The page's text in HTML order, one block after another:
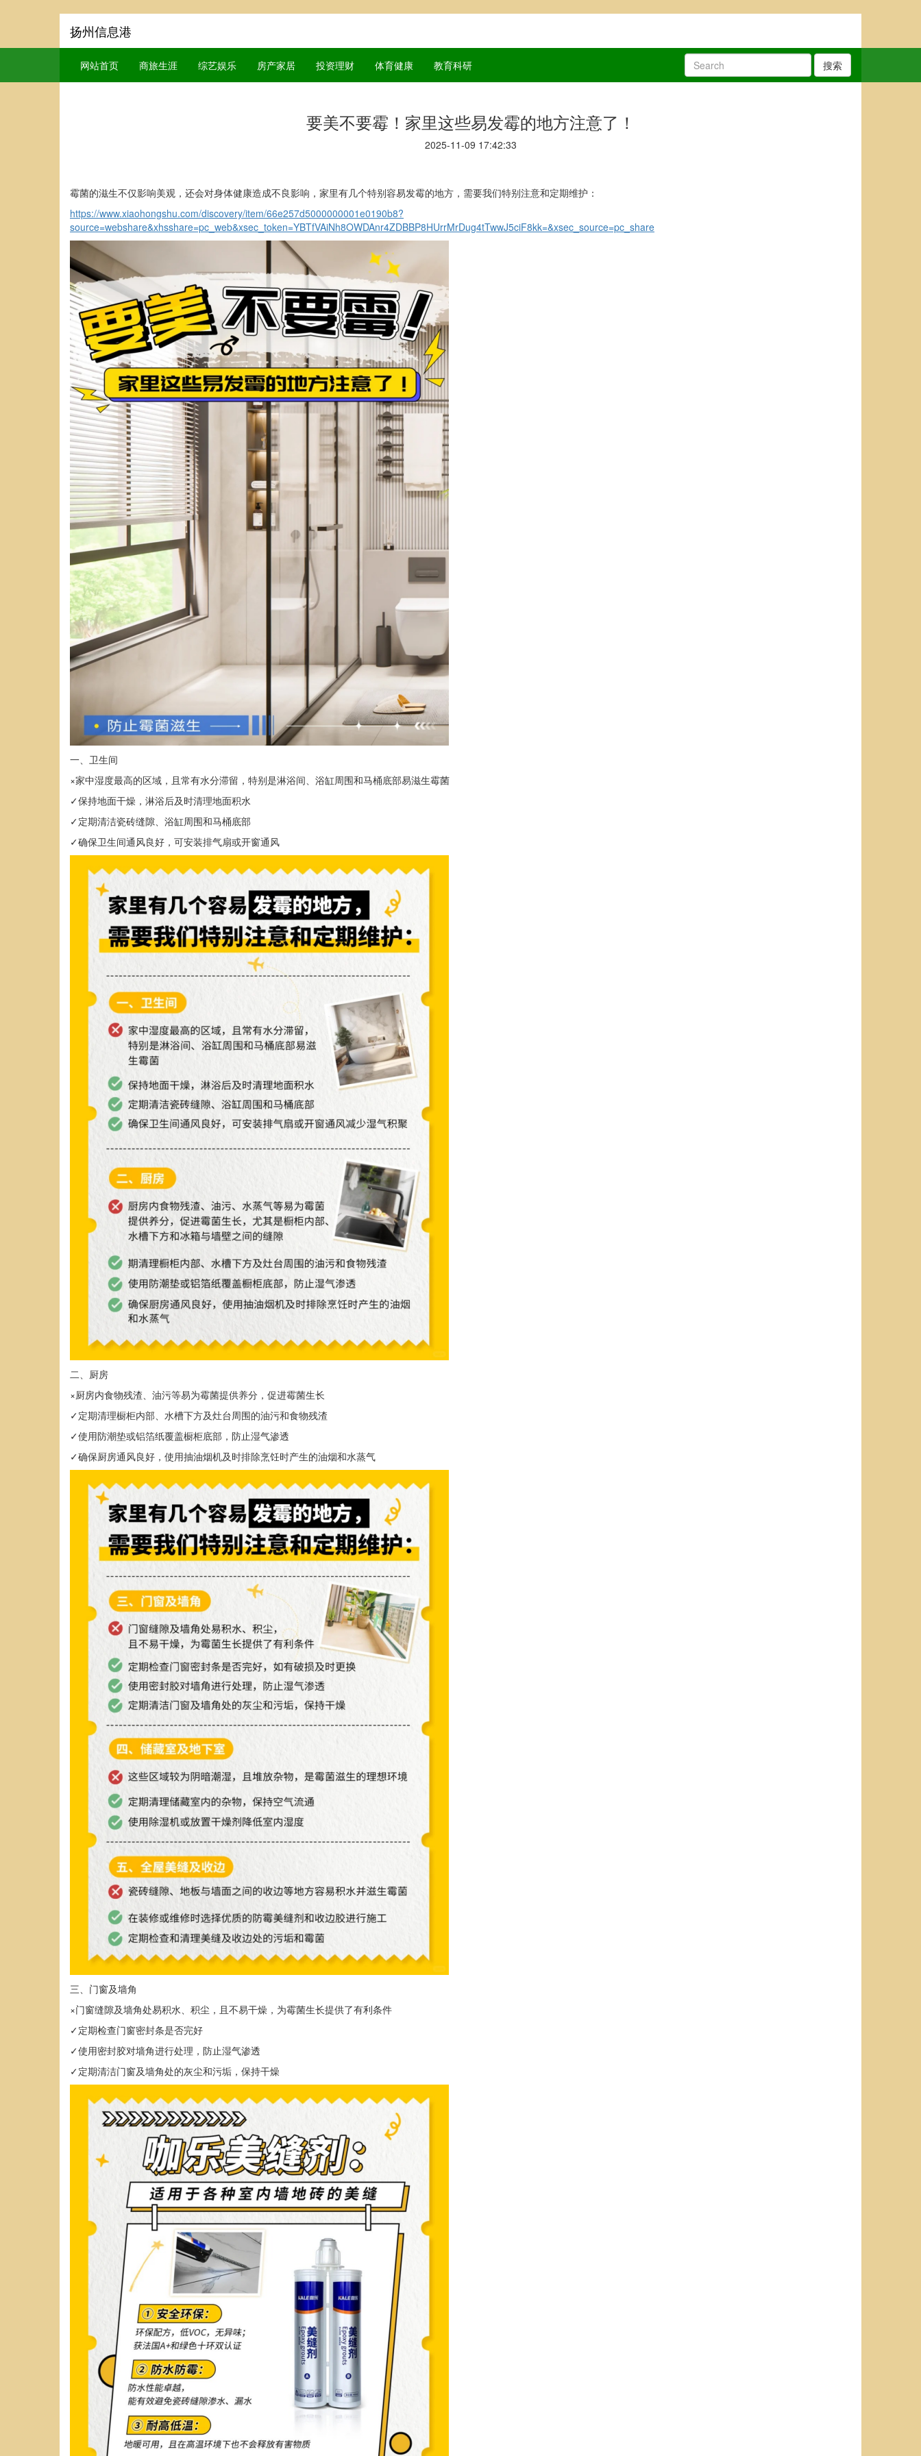
扬州信息港
网站首页 商旅生涯 综艺娱乐 房产家居 投资理财 体育健康 教育科研 搜索
要美不要霉！家里这些易发霉的地方注意了！
2025-11-09 17:42:33
霉菌的滋生不仅影响美观，还会对身体健康造成不良影响，家里有几个特别容易发霉的地方，需要我们特别注意和定期维护：
https://www.xiaohongshu.com/discovery/item/66e257d5000000001e0190b8?
source=webshare&xhsshare=pc_web&xsec_token=YBTfVAiNh8OWDAnr4ZDBBP8HUrrMrDug4tTwwJ5ciF8kk=&xsec_source=pc_share
一、卫生间
×家中湿度最高的区域，且常有水分滞留，特别是淋浴间、浴缸周围和马桶底部易滋生霉菌
✓保持地面干燥，淋浴后及时清理地面积水
✓定期清洁瓷砖缝隙、浴缸周围和马桶底部
✓确保卫生间通风良好，可安装排气扇或开窗通风
二、厨房
×厨房内食物残渣、油污等易为霉菌提供养分，促进霉菌生长
✓定期清理橱柜内部、水槽下方及灶台周围的油污和食物残渣
✓使用防潮垫或铝箔纸覆盖橱柜底部，防止湿气渗透
✓确保厨房通风良好，使用抽油烟机及时排除烹饪时产生的油烟和水蒸气
三、门窗及墙角
×门窗缝隙及墙角处易积水、积尘，且不易干燥，为霉菌生长提供了有利条件
✓定期检查门窗密封条是否完好
✓使用密封胶对墙角进行处理，防止湿气渗透
✓定期清洁门窗及墙角处的灰尘和污垢，保持干燥